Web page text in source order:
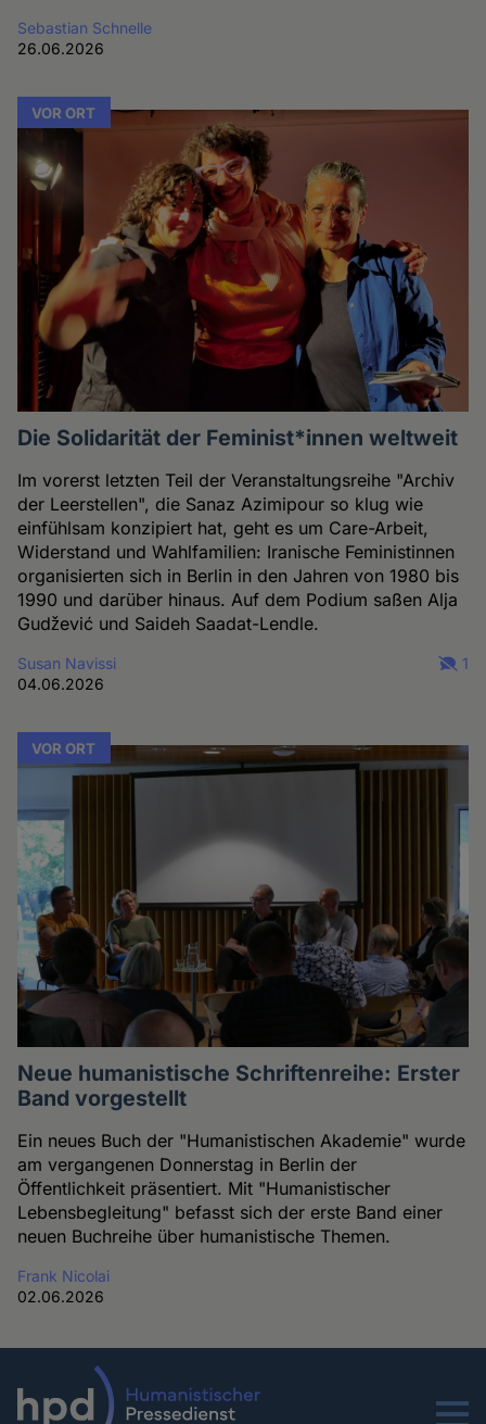
Sebastian Schnelle
26.06.2026
VOR ORT
Die Solidarität der Feminist*innen weltweit
Im vorerst letzten Teil der Veranstaltungsreihe "Archiv
der Leerstellen", die Sanaz Azimipour so klug wie
einfühlsam konzipiert hat, geht es um Care-Arbeit,
Widerstand und Wahlfamilien: Iranische Feministinnen
organisierten sich in Berlin in den Jahren von 1980 bis
1990 und darüber hinaus. Auf dem Podium saßen Alja
Gudžević und Saideh Saadat-Lendle.
Susan Navissi
04.06.2026
1
VOR ORT
Neue humanistische Schriftenreihe: Erster
Band vorgestellt
Ein neues Buch der "Humanistischen Akademie" wurde
am vergangenen Donnerstag in Berlin der
Öffentlichkeit präsentiert. Mit "Humanistischer
Lebensbegleitung" befasst sich der erste Band einer
neuen Buchreihe über humanistische Themen.
Frank Nicolai
02.06.2026